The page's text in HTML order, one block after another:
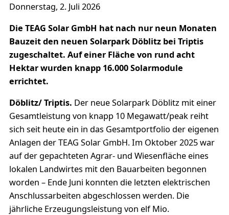
Donnerstag, 2. Juli 2026
Die TEAG Solar GmbH hat nach nur neun Monaten
Bauzeit den neuen Solarpark Döblitz bei Triptis
zugeschaltet. Auf einer Fläche von rund acht
Hektar wurden knapp 16.000 Solarmodule
errichtet.
Döblitz/ Triptis. Der neue Solarpark Döblitz mit einer
Gesamtleistung von knapp 10 Megawatt/peak reiht
sich seit heute ein in das Gesamtportfolio der eigenen
Anlagen der TEAG Solar GmbH. Im Oktober 2025 war
auf der gepachteten Agrar- und Wiesenfläche eines
lokalen Landwirtes mit den Bauarbeiten begonnen
worden – Ende Juni konnten die letzten elektrischen
Anschlussarbeiten abgeschlossen werden. Die
jährliche Erzeugungsleistung von elf Mio.